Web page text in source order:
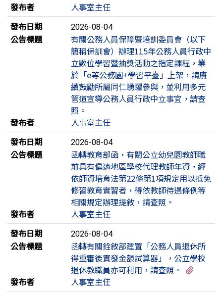
發布者
人事室主任
發布日期
2026-08-04
公告標題
有關公務人員保障暨培訓委員會（以下
簡稱保訓會）辦理115年公務人員行政中
立數位學習暨抽獎活動之指定課程，業
於「e等公務園+學習平臺」上架，請賡
續鼓勵所屬同仁踴躍參與，並利用多元
管道宣導公務人員行政中立事宜，請查
照。
發布者
人事室主任
發布日期
2026-08-04
公告標題
函轉教育部函，有關公立幼兒園教師職
前具有偏遠地區學校代理教師年資，經
依師資培育法第22條第1項規定用以抵免
修習教育實習者，得依教師待遇條例等
相關規定辦理提敘，請查照。
發布者
人事室主任
發布日期
2026-08-04
公告標題
函轉有關銓敘部建置「公務人員退休所
得重審後實發金額試算器」，公立學校
退休教職員亦可利用，請查照。
發布者
人事室主任